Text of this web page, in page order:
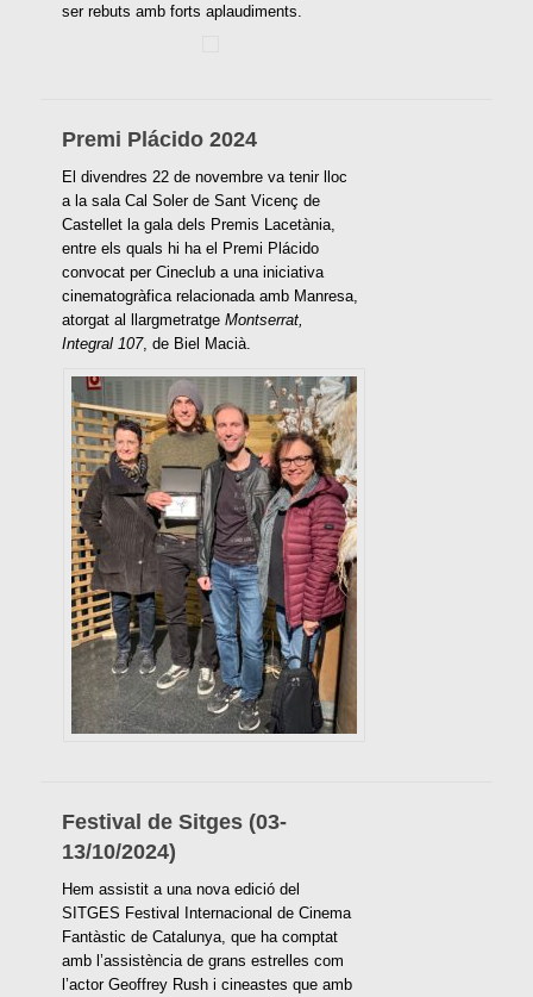
ser rebuts amb forts aplaudiments.
Premi Plácido 2024
El divendres 22 de novembre va tenir lloc
a la sala Cal Soler de Sant Vicenç de
Castellet la gala dels Premis Lacetània,
entre els quals hi ha el Premi Plácido
convocat per Cineclub a una iniciativa
cinematogràfica relacionada amb Manresa,
atorgat al llargmetratgeMontserrat,
Integral 107, de Biel Macià.
Festival de Sitges (03-
13/10/2024)
Hem assistit a una nova edició del
SITGES Festival Internacional de Cinema
Fantàstic de Catalunya, que ha comptat
amb l’assistència de grans estrelles com
l’actor Geoffrey Rush i cineastes que amb